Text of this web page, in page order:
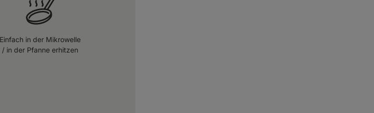
Einfach in der Mikrowelle
/ in der Pfanne erhitzen